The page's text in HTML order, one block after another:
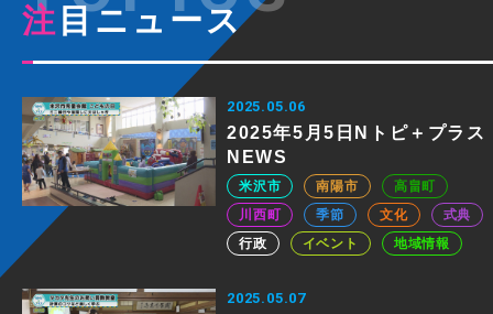
注目ニュース
2025.05.06
2025年5月5日Nトピ＋プラス
NEWS
米沢市 南陽市
高畠町
川西町
季節 文化
式典
行政
イベント 地域情報
2025.05.07